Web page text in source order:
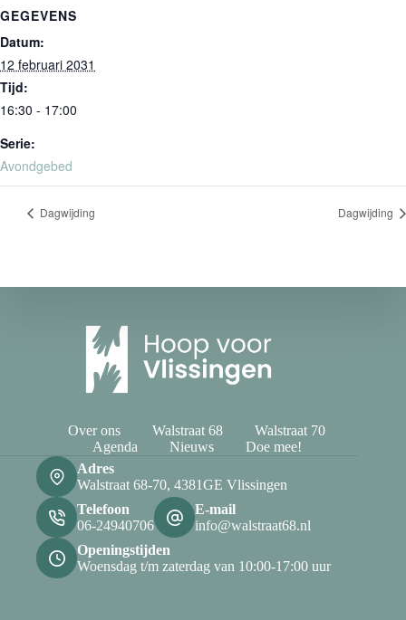
GEGEVENS
Datum:
12 februari 2031
Tijd:
16:30 - 17:00
Serie:
Avondgebed
Dagwijding Dagwijding
Over ons Walstraat 68
Walstraat 70
Agenda
Nieuws
Doe mee!
Adres
Walstraat 68-70, 4381GE Vlissingen
Telefoon
06-24940706
E-mail
info@walstraat68.nl
Openingstijden
Woensdag t/m zaterdag van 10:00-17:00 uur